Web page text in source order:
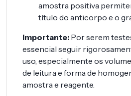
amostra positiva
título do anticorpo e o
Importante: Por serem
essencial seguir
uso, especialmente os
de leitura e forma de
amostra e reagente.